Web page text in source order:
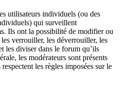
utilisateurs individuels (ou des
qui surveillent
Ils ont la possibilité de modifier ou
verrouiller, les déverrouiller, les
les diviser dans le forum qu’ils
les modérateurs sont présents
les règles imposées sur le